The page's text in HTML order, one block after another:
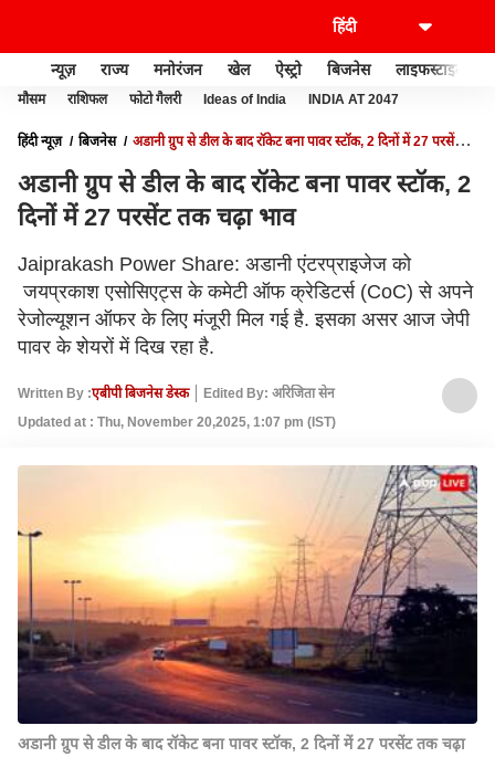
न्यूज़ राज्य मनोरंजन खेल ऐस्ट्रो बिजनेस लाइफस्टाइल
मौसम राशिफल फोटो गैलरी Ideas of India INDIA AT 2047
हिंदी न्यूज़ बिजनेस
अडानी ग्रुप से डील के बाद रॉकेट बना पावर स्टॉक, 2 दिनों में 27 परसेंट
अडानी ग्रुप से डील के बाद रॉकेट बना पावर स्टॉक, 2
दिनों में 27 परसेंट तक चढ़ा भाव
Jaiprakash Power Share: अडानी एंटरप्राइजेज को
जयप्रकाश एसोसिएट्स के कमेटी ऑफ क्रेडिटर्स (CoC) से अपने
रेजोल्यूशन ऑफर के लिए मंजूरी मिल गई है. इसका असर आज जेपी
पावर के शेयरों में दिख रहा है.
Written By :एबीपी बिजनेस डेस्क
Edited By: अरिजिता सेन
Updated at : Thu, November 20,2025, 1:07 pm (IST)
अडानी ग्रुप से डील के बाद रॉकेट बना पावर स्टॉक, 2 दिनों में 27 परसेंट तक चढ़ा